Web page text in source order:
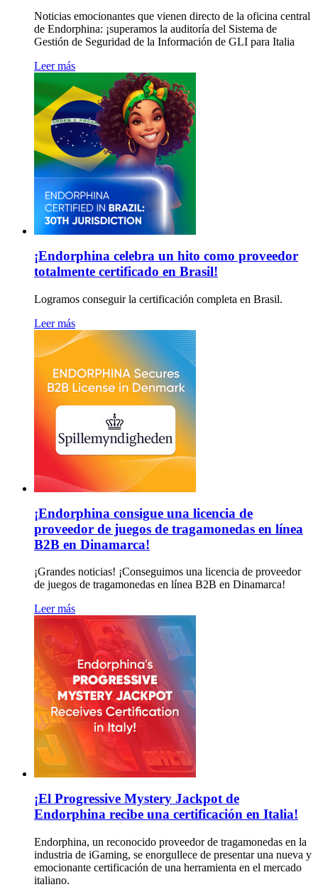
Noticias emocionantes que vienen directo de la oficina central
de Endorphina: ¡superamos la auditoría del Sistema de
Gestión de Seguridad de la Información de GLI para Italia
Leer más
¡Endorphina celebra un hito como proveedor
totalmente certificado en Brasil!
Logramos conseguir la certificación completa en Brasil.
Leer más
¡Endorphina consigue una licencia de
proveedor de juegos de tragamonedas en línea
B2B en Dinamarca!
¡Grandes noticias! ¡Conseguimos una licencia de proveedor
de juegos de tragamonedas en línea B2B en Dinamarca!
Leer más
¡El Progressive Mystery Jackpot de
Endorphina recibe una certificación en Italia!
Endorphina, un reconocido proveedor de tragamonedas en la
industria de iGaming, se enorgullece de presentar una nueva y
emocionante certificación de una herramienta en el mercado
italiano.